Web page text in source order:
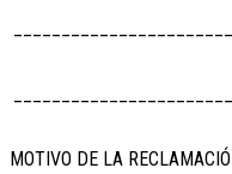
MOTIVO DE LA